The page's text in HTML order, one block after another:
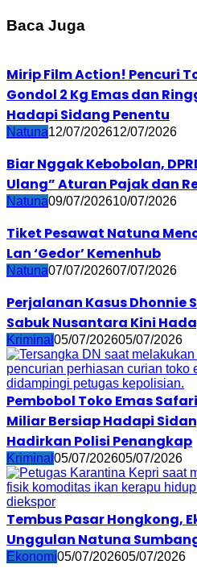
Baca Juga
Mirip Film Action! Pencuri
Gondol 2 Kg Emas dan
Hadapi Sidang Penentu
Natuna12/07/202612/07/2026
Biar Nggak Kebobolan,
Ulang” Aturan Pajak dan
Natuna09/07/202610/07/2026
Tiket Pesawat Natuna
Lan ‘Gedor’ Kemenhub
Natuna07/07/202607/07/2026
Perjalanan Kasus Dhonnie
Sabuk Nusantara Kini
Kriminal 05/07/202605/07/2026
Pembobol Toko Emas
Miliar Bersiap Hadapi
Hadirkan Polisi Penangkap
Kriminal 05/07/202605/07/2026
Tembus Pasar Hongkong,
Unggulan Natuna
Ekonomi05/07/202605/07/2026